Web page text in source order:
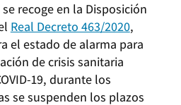
recoge en la Disposición
Real Decreto 463/2020,
el estado de alarma para
de crisis sanitaria
19, durante los
se suspenden los plazos